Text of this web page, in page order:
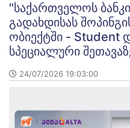
"საქართველოს
გადახდისას
ობიექტში - Student
სპეციალური
24/07/2026 19:03:00